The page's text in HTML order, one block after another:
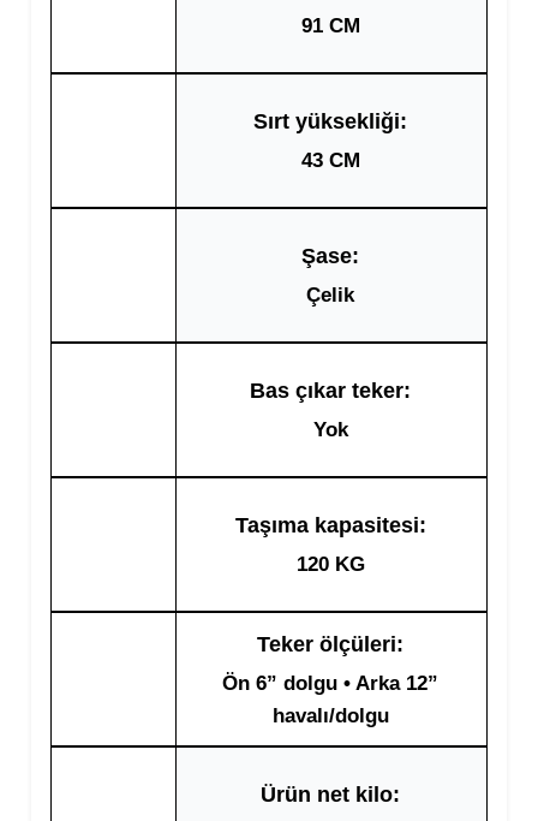
91 CM
Sırt yüksekliği:
43 CM
Şase:
Çelik
Bas çıkar teker:
Yok
Taşıma kapasitesi:
120 KG
Teker ölçüleri:
Ön 6” dolgu • Arka 12”
havalı/dolgu
Ürün net kilo: